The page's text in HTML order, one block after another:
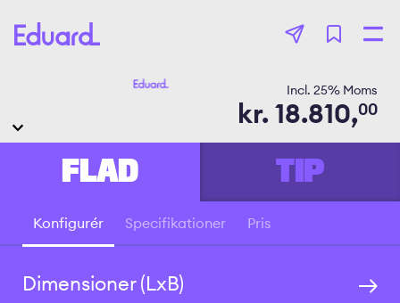
FLAD TIP
Konfigurér
Dimensioner (LxB)
Specifikationer Pris
Incl.25% Moms
kr.18.810,00
Vil du vide den
bedste pris?